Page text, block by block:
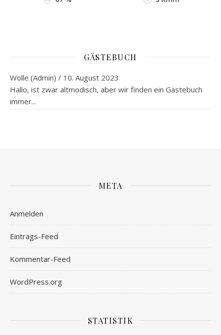
GÄSTEBUCH
Wolle (Admin) / 10. August 2023
Hallo, ist zwar altmodisch, aber wir finden ein Gästebuch
immer...
META
Anmelden
Eintrags-Feed
Kommentar-Feed
WordPress.org
STATISTIK